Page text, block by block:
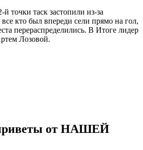
точки таск застопили из-за
кто был впереди сели прямо на гол,
перераспределились. В Итоге лидер
Лозовой.
от НАШЕЙ